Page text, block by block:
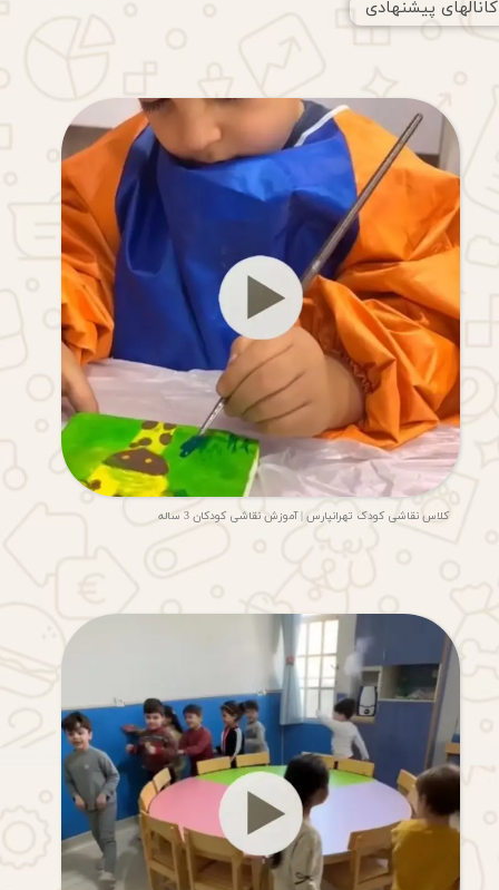
کانالهای پیشنهادی
کلاس نقاشی کودک تهرانپارس | آموزش نقاشی کودکان 3 ساله